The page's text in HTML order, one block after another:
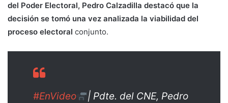
del Poder Electoral, Pedro Calzadilla destacó que la
decisión se tomó una vez analizada la viabilidad del
proceso electoral conjunto.
#EnVideo
| Pdte. del CNE, Pedro